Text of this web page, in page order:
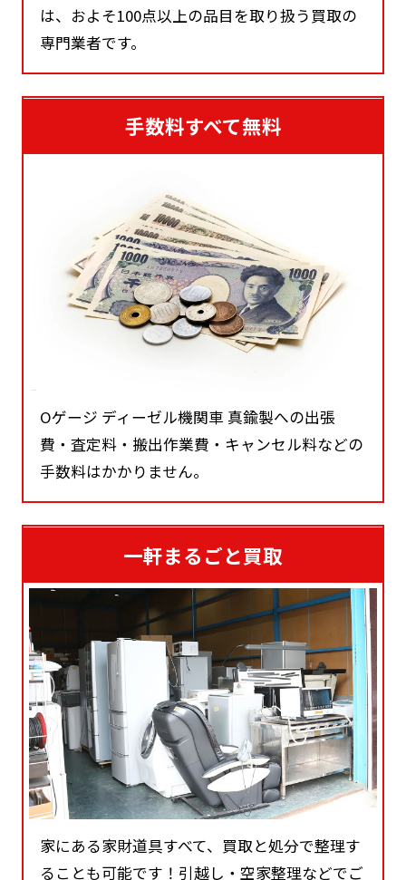
は、およそ100点以上の品目を取り扱う買取の
専門業者です。
手数料すべて無料
Oゲージ ディーゼル機関車 真鍮製への出張
費・査定料・搬出作業費・キャンセル料などの
手数料はかかりません。
一軒まるごと買取
家にある家財道具すべて、買取と処分で整理す
ることも可能です！引越し・空家整理などでご